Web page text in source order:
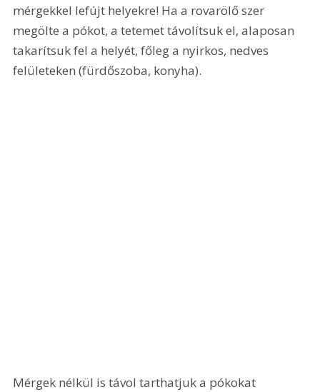
mérgekkel lefújt helyekre! Ha a rovarölő szer
megölte a pókot, a tetemet távolítsuk el, alaposan
takarítsuk fel a helyét, főleg a nyirkos, nedves
felületeken (fürdőszoba, konyha).
Mérgek nélkül is távol tarthatjuk a pókokat